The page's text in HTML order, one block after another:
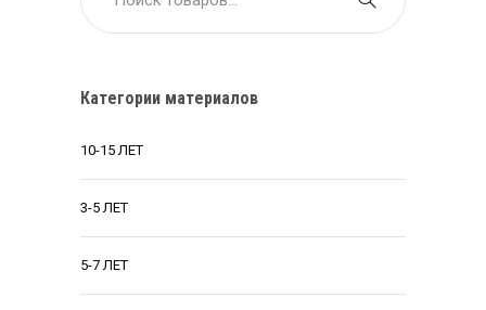
Категории материалов
10-15 ЛЕТ
3-5 ЛЕТ
5-7 ЛЕТ